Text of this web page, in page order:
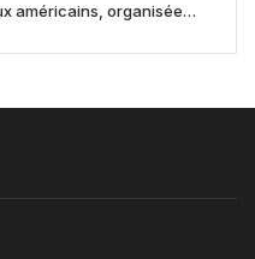
américains, organisée